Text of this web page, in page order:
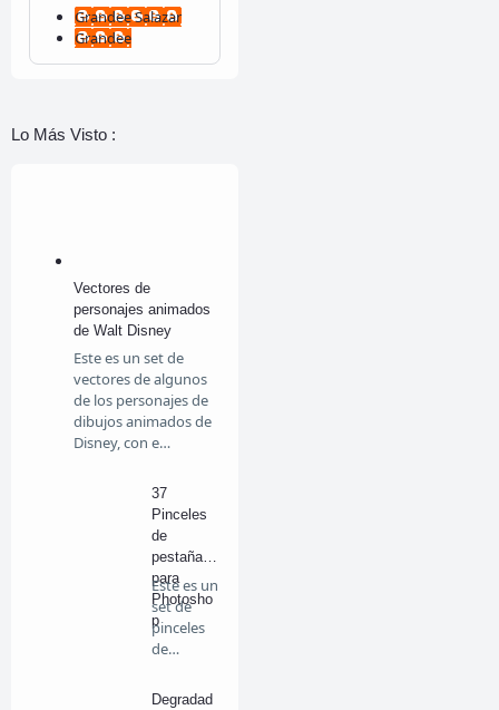
Grandee Salazar
Grandee
Lo Más Visto :
Vectores de
personajes animados
de Walt Disney
Este es un set de
vectores de algunos
de los personajes de
dibujos animados de
Disney, con e…
37
Pinceles
de
pestañas
para
Photosho
p
Este es un
set de
pinceles
de
par…
Degradad